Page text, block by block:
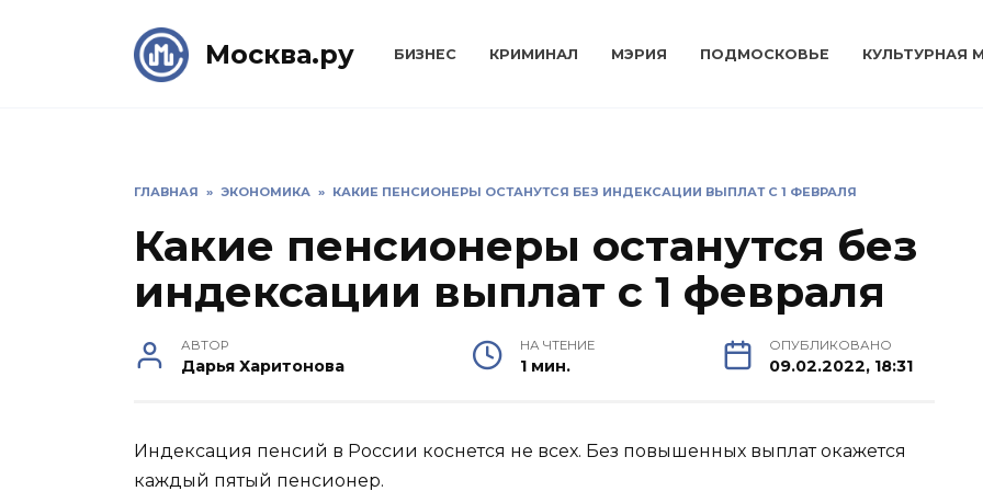
Москва.ру БИЗНЕС КРИМИНАЛ МЭРИЯ ПОДМОСКОВЬЕ КУЛЬТУРНАЯ
ГЛАВНАЯ » ЭКОНОМИКА » КАКИЕ ПЕНСИОНЕРЫ ОСТАНУТСЯ БЕЗ ИНДЕКСАЦИИ ВЫПЛАТ С 1 ФЕВРАЛЯ
Какие пенсионеры останутся без
индексации выплат с 1 февраля
АВТОР
Дарья Харитонова
НА ЧТЕНИЕ
1 мин.
ОПУБЛИКОВАНО
09.02.2022, 18:31
Индексация пенсий в России коснется не всех. Без повышенных выплат окажется
каждый пятый пенсионер.